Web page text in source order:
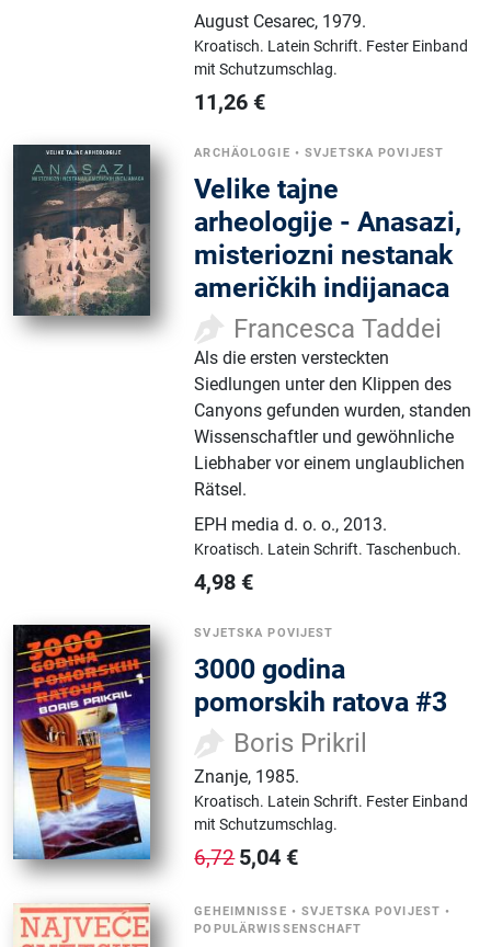
August Cesarec, 1979.
Kroatisch. Latein Schrift. Fester Einband
mit Schutzumschlag.
11,26 €
ARCHÄOLOGIE •SVJETSKA POVIJEST
Velike tajne
arheologije - Anasazi,
misteriozni nestanak
američkih indijanaca
Francesca Taddei
Als die ersten versteckten
Siedlungen unter den Klippen des
Canyons gefunden wurden, standen
Wissenschaftler und gewöhnliche
Liebhaber vor einem unglaublichen
Rätsel.
EPH media d. o. o.,2013.
Kroatisch. Latein Schrift.Taschenbuch.
4,98 €
SVJETSKA POVIJEST
3000 godina
pomorskih ratova #3
Boris Prikril
Znanje, 1985.
Kroatisch. Latein Schrift. Fester Einband
mit Schutzumschlag.
6,72 5,04 €
GEHEIMNISSE •SVJETSKA POVIJEST •
POPULÄRWISSENSCHAFT